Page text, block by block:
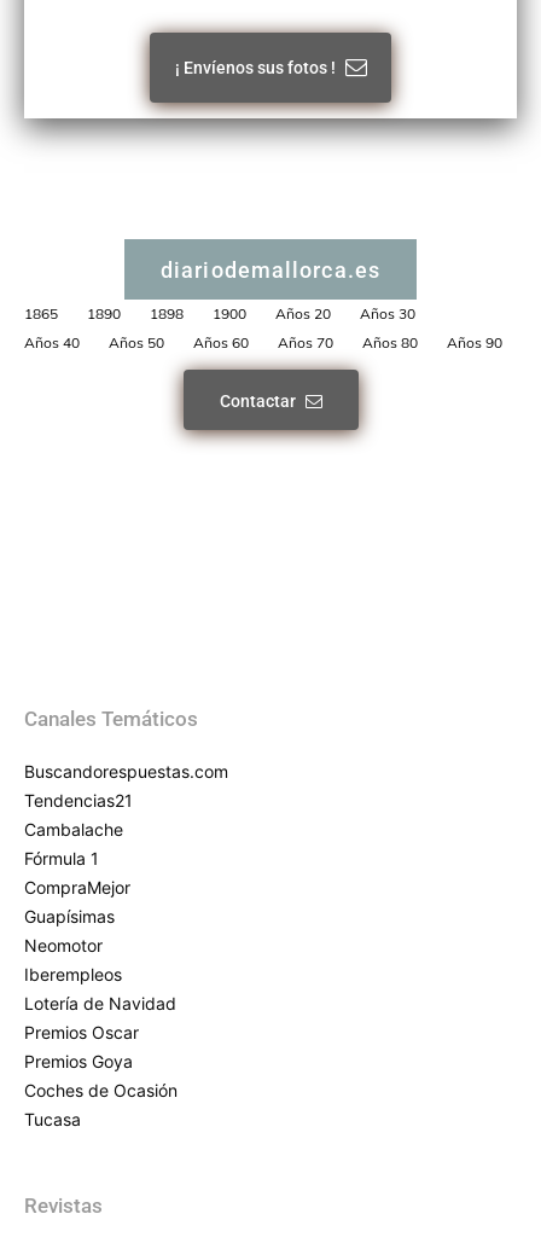
¡ Envíenos sus fotos !
diariodemallorca.es
1865 1890 1898 1900 Años 20
Años 30
Años 40
Años 50 Años 60 Años 70 Años 80 Años 90
Contactar
Canales Temáticos
Buscandorespuestas.com
Tendencias21
Cambalache
Fórmula 1
CompraMejor
Guapísimas
Neomotor
Iberempleos
Lotería de Navidad
Premios Oscar
Premios Goya
Coches de Ocasión
Tucasa
Revistas